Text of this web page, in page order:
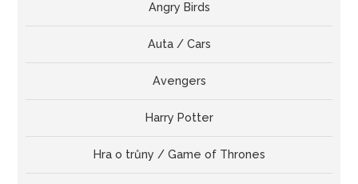
Angry Birds
Auta / Cars
Avengers
Harry Potter
Hra o trůny / Game of Thrones